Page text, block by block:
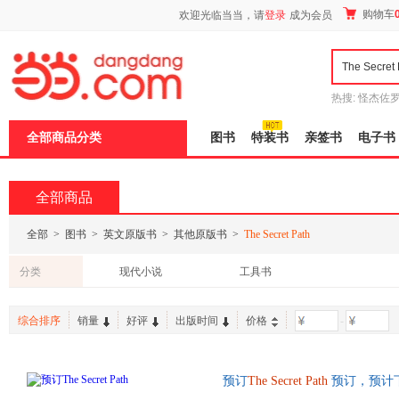
欢迎光临当当，请登录 成为会员 购物车
热搜: 怪杰佐
全部商品分类 图书 特装书 亲签书 电子书
全部商品
全部 > 图书 > 英文原版书 > 其他原版书 > The Secret Path
分类 现代小说 工具书
综合排序 销量 好评 出版时间 价格 -
预订The Secret Path 预订，预计
页
加